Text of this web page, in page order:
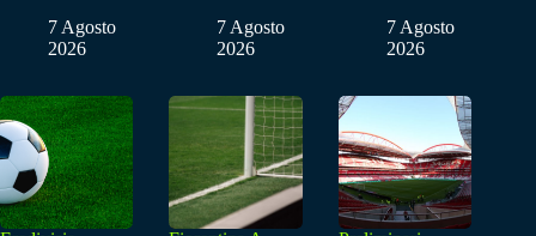
7 Agosto
2026
7 Agosto
2026
7 Agosto
2026